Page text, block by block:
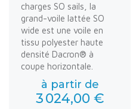
charges SO sails, la
grand-voile lattée SO
wide est une voile en
tissu polyester haute
densité Dacron® à
coupe horizontale.
à partir de
3 024,00 €